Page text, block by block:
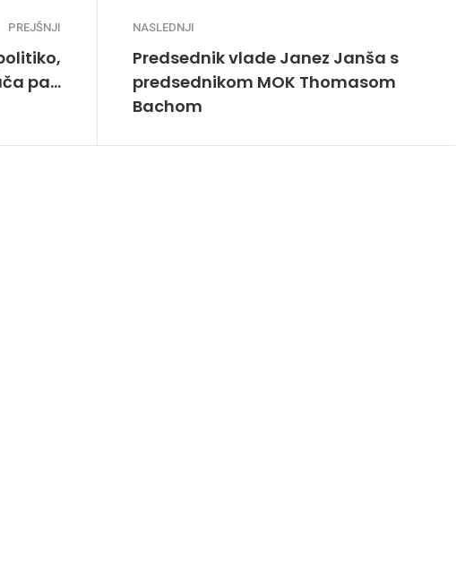
PREJŠNJI
pa…
NASLEDNJI
Predsednik vlade Janez Janša s
predsednikom MOK Thomasom
Bachom